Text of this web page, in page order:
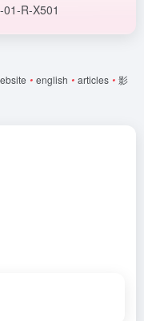
R-X501
• english • articles • 影